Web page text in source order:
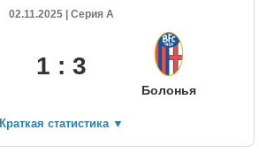
02.11.2025 | Серия А
1 : 3
Болонья
Краткая статистика ▼